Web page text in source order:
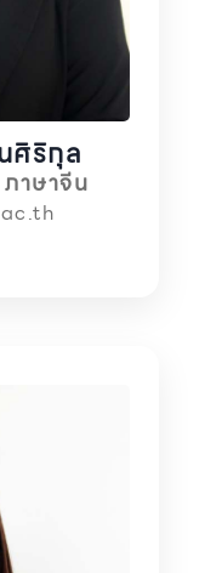
ศิริกุล
าษาจีน